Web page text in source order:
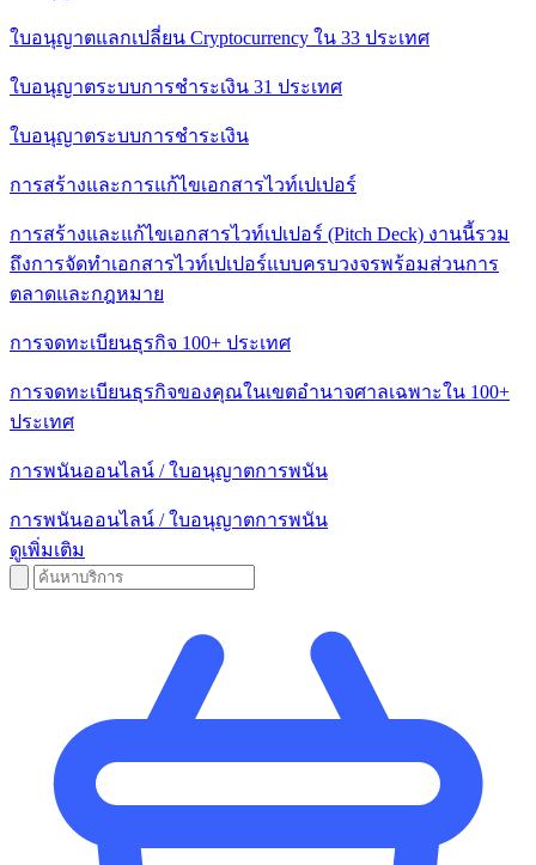
ใบอนุญาตแลกเปลี่ยน Cryptocurrency ใน 33 ประเทศ
ใบอนุญาตระบบการชําระเงิน 31 ประเทศ
ใบอนุญาตระบบการชําระเงิน
การสร้างและการแก้ไขเอกสารไวท์เปเปอร์
การสร้างและแก้ไขเอกสารไวท์เปเปอร์ (Pitch Deck) งานนี้รวม
ถึงการจัดทําเอกสารไวท์เปเปอร์แบบครบวงจรพร้อมส่วนการ
ตลาดและกฎหมาย
การจดทะเบียนธุรกิจ 100+ ประเทศ
การจดทะเบียนธุรกิจของคุณในเขตอํานาจศาลเฉพาะใน 100+
ประเทศ
การพนันออนไลน์ / ใบอนุญาตการพนัน
การพนันออนไลน์ / ใบอนุญาตการพนัน
ดูเพิ่มเติม